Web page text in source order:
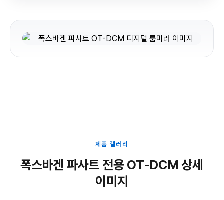
제품 갤러리
폭스바겐 파사트 전용 OT-DCM 상세
이미지